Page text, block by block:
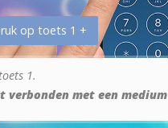
op toets 1 +
1.
verbonden met een medium